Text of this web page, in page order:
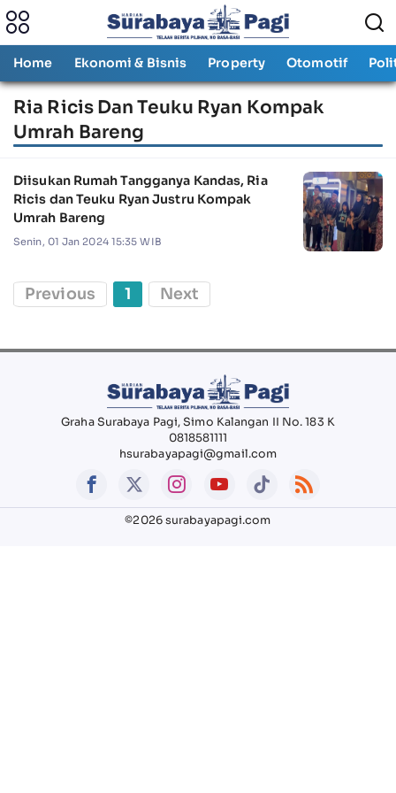
Home Ekonomi & Bisnis Property Otomotif
Ria Ricis Dan Teuku Ryan Kompak
Umrah Bareng
Diisukan Rumah Tangganya Kandas, Ria
Ricis dan Teuku Ryan Justru Kompak
Umrah Bareng
Senin, 01 Jan 2024 15:35 WIB
Previous 1 Next
Graha Surabaya Pagi, Simo Kalangan II No. 183 K
0818581111
hsurabayapagi@gmail.com
©2026 surabayapagi.com